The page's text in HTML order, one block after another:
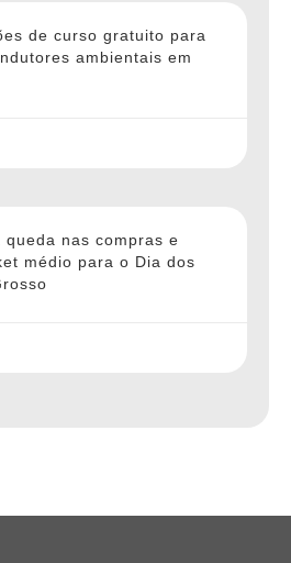
de curso gratuito para
ambientais em
queda nas compras e
médio para o Dia dos